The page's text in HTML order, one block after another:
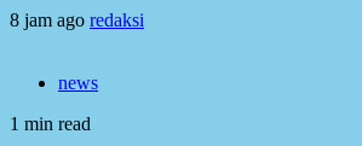
8 jam ago redaksi
news
1 min read